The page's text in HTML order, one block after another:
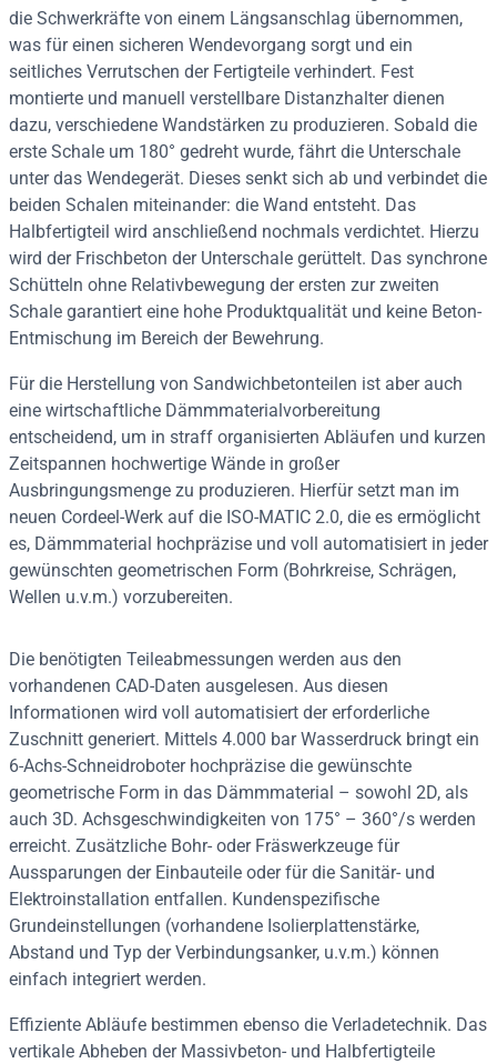
die Schwerkräfte von einem Längsanschlag übernommen,
was für einen sicheren Wendevorgang sorgt und ein
seitliches Verrutschen der Fertigteile verhindert. Fest
montierte und manuell verstellbare Distanzhalter dienen
dazu, verschiedene Wandstärken zu produzieren. Sobald die
erste Schale um 180° gedreht wurde, fährt die Unterschale
unter das Wendegerät. Dieses senkt sich ab und verbindet die
beiden Schalen miteinander: die Wand entsteht. Das
Halbfertigteil wird anschließend nochmals verdichtet. Hierzu
wird der Frischbeton der Unterschale gerüttelt. Das synchrone
Schütteln ohne Relativbewegung der ersten zur zweiten
Schale garantiert eine hohe Produktqualität und keine Beton-
Entmischung im Bereich der Bewehrung.
Für die Herstellung von Sandwichbetonteilen ist aber auch
eine wirtschaftliche Dämmmaterialvorbereitung
entscheidend, um in straff organisierten Abläufen und kurzen
Zeitspannen hochwertige Wände in großer
Ausbringungsmenge zu produzieren. Hierfür setzt man im
neuen Cordeel-Werk auf die ISO-MATIC 2.0, die es ermöglicht
es, Dämmmaterial hochpräzise und voll automatisiert in jeder
gewünschten geometrischen Form (Bohrkreise, Schrägen,
Wellen u.v.m.) vorzubereiten.
Die benötigten Teileabmessungen werden aus den
vorhandenen CAD-Daten ausgelesen. Aus diesen
Informationen wird voll automatisiert der erforderliche
Zuschnitt generiert. Mittels 4.000 bar Wasserdruck bringt ein
6-Achs-Schneidroboter hochpräzise die gewünschte
geometrische Form in das Dämmmaterial – sowohl 2D, als
auch 3D. Achsgeschwindigkeiten von 175° – 360°/s werden
erreicht. Zusätzliche Bohr- oder Fräswerkzeuge für
Aussparungen der Einbauteile oder für die Sanitär- und
Elektroinstallation entfallen. Kundenspezifische
Grundeinstellungen (vorhandene Isolierplattenstärke,
Abstand und Typ der Verbindungsanker, u.v.m.) können
einfach integriert werden.
Effiziente Abläufe bestimmen ebenso die Verladetechnik. Das
vertikale Abheben der Massivbeton- und Halbfertigteile